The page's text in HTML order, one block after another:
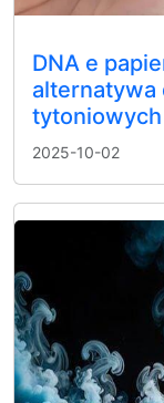
DNA e
tytoniowych
2025-10-02